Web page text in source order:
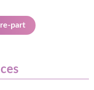
part